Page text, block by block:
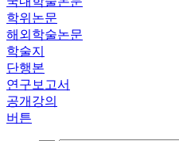
학위논문
해외학술논문
학술지
단행본
연구보고서
공개강의
버튼